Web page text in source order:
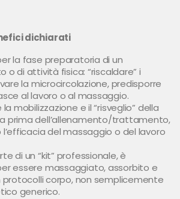
dichiarati
la fase preparatoria di un
o di attività fisica: “riscaldare” i
la microcircolazione, predisporre
al lavoro o al massaggio.
mobilizzazione e il “risveglio” della
prima dell’allenamento/trattamento,
del massaggio o del lavoro
di un “kit” professionale, è
essere massaggiato, assorbito e
corpo, non semplicemente
generico.